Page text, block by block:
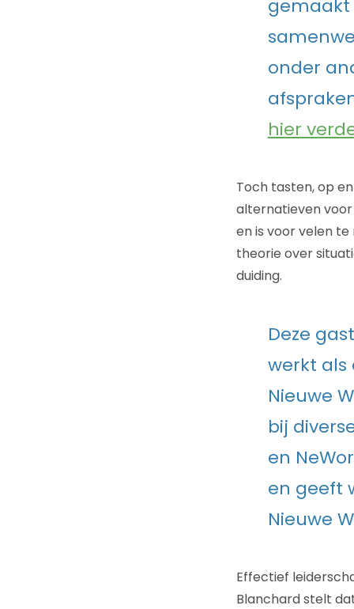
gemaakt
onder
hier
Toch tasten, op
alternatieven voor
en is voor velen
theorie over
duiding.
Deze
werkt
Nieuwe
bij
en
en geeft
Nieuwe
Effectief
Blanchard stelt